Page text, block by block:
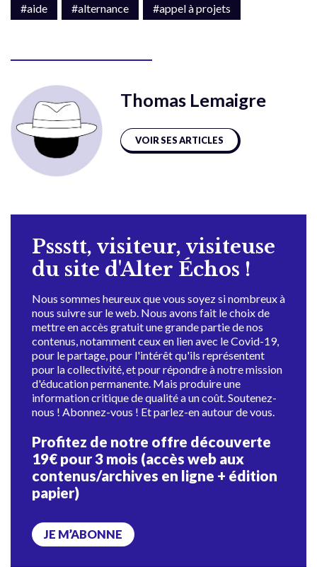
#aide #alternance #appel à projets
Thomas Lemaigre
VOIR SES ARTICLES
Pssstt, visiteur, visiteuse
du site d'Alter Échos !
Nous sommes heureux que vous soyez si nombreux à
nous suivre sur le web. Nous avons fait le choix de
mettre en accès gratuit une grande partie de nos
contenus, notamment ceux en lien avec le Covid-19,
pour le partage, pour l'intérêt qu'ils représentent
pour la collectivité, et pour répondre à notre mission
d'éducation permanente. Mais produire une
information critique de qualité a un coût. Soutenez-
nous ! Abonnez-vous ! Et parlez-en autour de vous.
Profitez de notre offre découverte
19€ pour 3 mois (accès web aux
contenus/archives en ligne + édition
papier)
JE M’ABONNE